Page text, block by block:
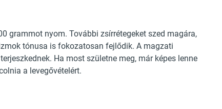
grammot nyom. További zsírrétegeket szed magára,
tónusa is fokozatosan fejlődik. A magzati
Ha most születne meg, már képes lenne
a levegővételért.